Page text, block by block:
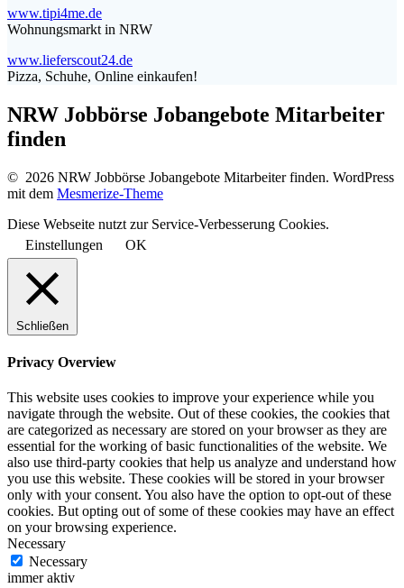
www.tipi4me.de
Wohnungsmarkt in NRW
www.lieferscout24.de
Pizza, Schuhe, Online einkaufen!
NRW Jobbörse Jobangebote Mitarbeiter
finden
© 2026 NRW Jobbörse Jobangebote Mitarbeiter finden. WordPress
mit dem Mesmerize-Theme
Diese Webseite nutzt zur Service-Verbesserung Cookies.
Einstellungen
OK
Schließen
Privacy Overview
This website uses cookies to improve your experience while you
navigate through the website. Out of these cookies, the cookies that
are categorized as necessary are stored on your browser as they are
essential for the working of basic functionalities of the website. We
also use third-party cookies that help us analyze and understand how
you use this website. These cookies will be stored in your browser
only with your consent. You also have the option to opt-out of these
cookies. But opting out of some of these cookies may have an effect
on your browsing experience.
Necessary
Necessary
immer aktiv